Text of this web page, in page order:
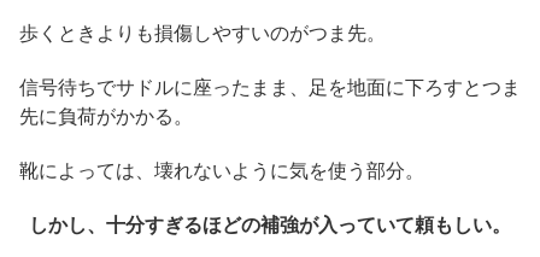
歩くときよりも損傷しやすいのがつま先。
信号待ちでサドルに座ったまま、足を地面に下ろすとつま
先に負荷がかかる。
靴によっては、壊れないように気を使う部分。
しかし、十分すぎるほどの補強が入っていて頼もしい。